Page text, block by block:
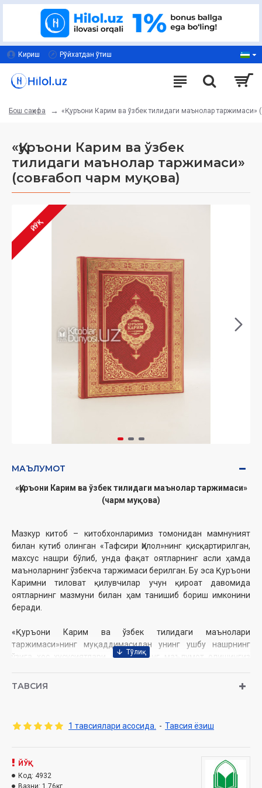
Кириш Рўйхатдан ўтиш
Бош саҳифа «Қуръони Карим ва ўзбек тилидаги маънолар таржимаси»
«Қуръони Карим ва ўзбек
тилидаги маънолар таржимаси»
(совғабоп чарм муқова)
ЙЎҚ
МАЪЛУМОТ
«Қуръони Карим ва ўзбек тилидаги маънолар таржимаси»
(чарм муқова)
Мазкур китоб – китобхонларимиз томонидан мамнуният
билан кутиб олинган «Тафсири Ҳилол»нинг қисқартирилган,
махсус нашри бўлиб, унда фақат оятларнинг асли ҳамда
маъноларнинг ўзбекча таржимаси берилган. Бу эса Қуръони
Каримни тиловат қилувчилар учун қироат давомида
оятларнинг мазмуни билан ҳам танишиб бориш имконини
беради.
«Қуръони Карим ва ўзбек тилидаги маънолари
таржимаси»нинг муқаддимасидан унинг ушбу нашрнинг
ўзига хос хусусиятлари ҳақида кенг маълумот олишингиз
Сана: 2022 йил
Ўлчами
Муқоваси:
ТАВСИЯ
1 тавсиялари асосида. - Тавсия ёзиш
ЙЎҚ
Код: 4932